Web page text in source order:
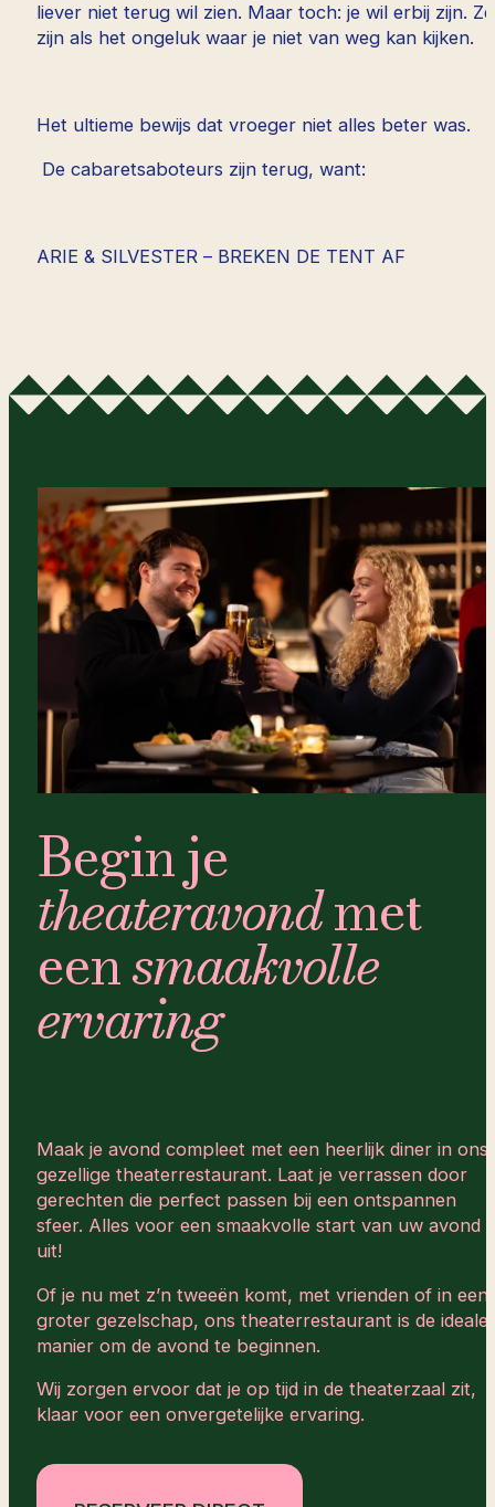
liever niet terug wil zien. Maar toch: je wil erbij zijn. Ze
zijn als het ongeluk waar je niet van weg kan kijken.
Het ultieme bewijs dat vroeger niet alles beter was.
De cabaretsaboteurs zijn terug, want:
ARIE & SILVESTER – BREKEN DE TENT AF
Begin je
theateravondmet
eensmaakvolle
ervaring
Maak je avond compleet met een heerlijk diner in ons
gezellige theaterrestaurant. Laat je verrassen door
gerechten die perfect passen bij een ontspannen
sfeer. Alles voor een smaakvolle start van uw avond
uit!
Of je nu met z’n tweeën komt, met vrienden of in een
groter gezelschap, ons theaterrestaurant is de ideale
manier om de avond te beginnen.
Wij zorgen ervoor dat je op tijd in de theaterzaal zit,
klaar voor een onvergetelijke ervaring.